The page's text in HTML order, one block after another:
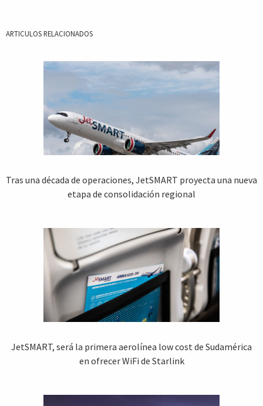
ARTICULOS RELACIONADOS
Tras una década de operaciones, JetSMART proyecta una nueva
etapa de consolidación regional
JetSMART, será la primera aerolínea low cost de Sudamérica
en ofrecer WiFi de Starlink